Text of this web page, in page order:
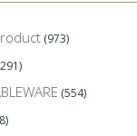
(973)
(554)